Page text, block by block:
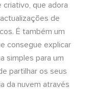
que adora
de
É também um
consegue explicar
simples para um
partilhar os seus
da nuvem através